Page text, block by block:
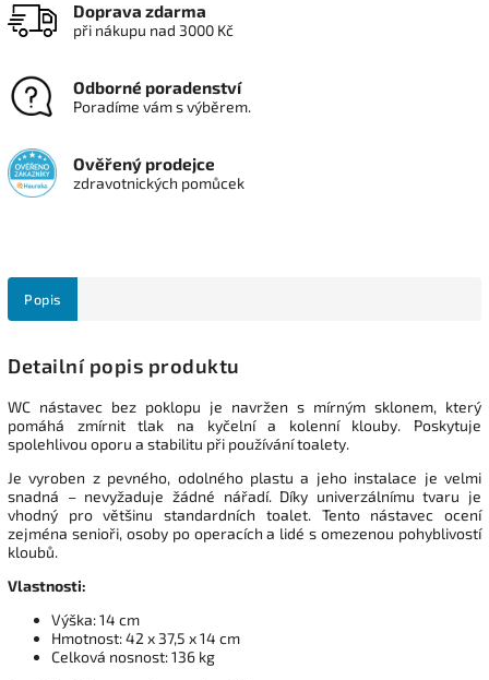
Doprava zdarma
při nákupu nad 3000 Kč
Odborné poradenství
Poradíme vám s výběrem.
Ověřený prodejce
zdravotnických pomůcek
Popis
Detailní popis produktu
WC nástavec bez poklopu je navržen s mírným sklonem, který
pomáhá zmírnit tlak na kyčelní a kolenní klouby. Poskytuje
spolehlivou oporu a stabilitu při používání toalety.
Je vyroben z pevného, odolného plastu a jeho instalace je velmi
snadná – nevyžaduje žádné nářadí. Díky univerzálnímu tvaru je
vhodný pro většinu standardních toalet. Tento nástavec ocení
zejména senioři, osoby po operacích a lidé s omezenou pohyblivostí
kloubů.
Vlastnosti:
Výška: 14 cm
Hmotnost: 42 x 37,5 x 14 cm
Celková nosnost: 136 kg